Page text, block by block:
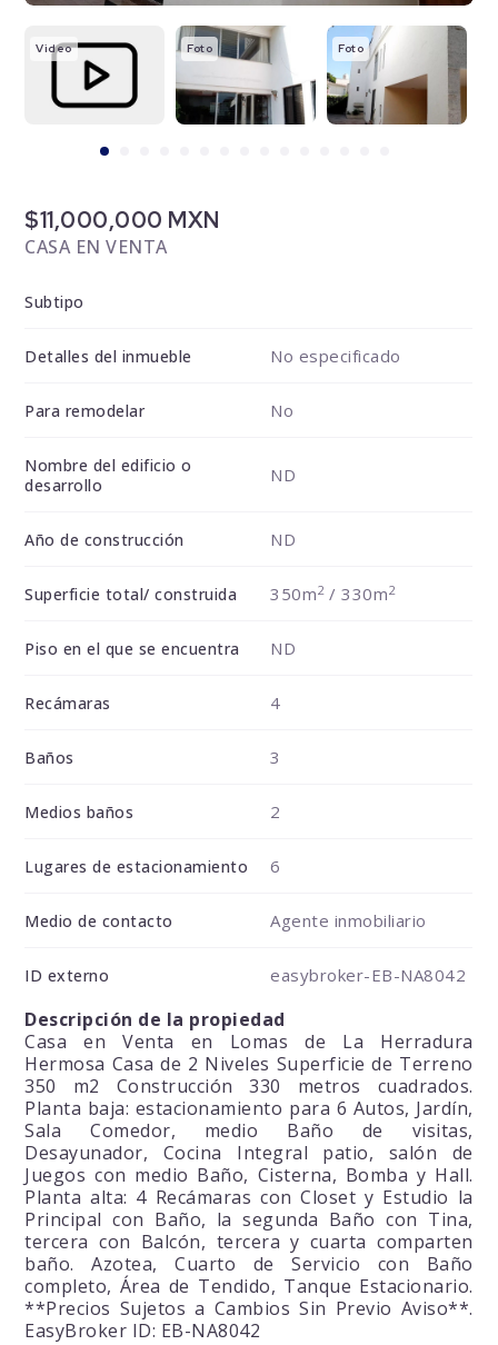
Video Foto Foto
$11,000,000 MXN
CASA EN VENTA
Subtipo
Detalles del inmueble No especificado
Para remodelar No
Nombre del edificio o
desarrollo
ND
Año de construcción ND
Superficie total/ construida 350m2/ 330m2
Piso en el que se encuentra ND
Recámaras 4
Baños 3
Medios baños 2
Lugares de estacionamiento 6
Medio de contacto Agente inmobiliario
ID externo easybroker-EB-NA8042
Descripción de la propiedad
Casa en Venta en Lomas de La Herradura
Hermosa Casa de 2 Niveles Superficie de Terreno
350 m2 Construcción 330 metros cuadrados.
Planta baja: estacionamiento para 6 Autos, Jardín,
Sala Comedor, medio Baño de visitas,
Desayunador, Cocina Integral patio, salón de
Juegos con medio Baño, Cisterna, Bomba y Hall.
Planta alta: 4 Recámaras con Closet y Estudio la
Principal con Baño, la segunda Baño con Tina,
tercera con Balcón, tercera y cuarta comparten
baño. Azotea, Cuarto de Servicio con Baño
completo, Área de Tendido, Tanque Estacionario.
**Precios Sujetos a Cambios Sin Previo Aviso**.
EasyBroker ID: EB-NA8042